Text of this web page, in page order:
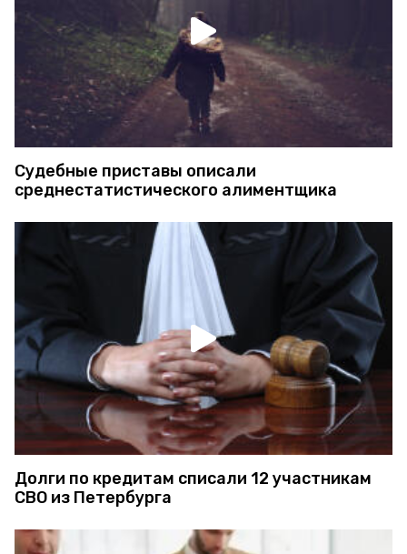
Судебные приставы описали
среднестатистического алиментщика
Долги по кредитам списали 12 участникам
СВО из Петербурга